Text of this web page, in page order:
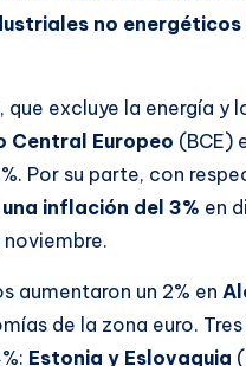
no energéticos
que excluye la energía
Central Europeo (BCE)
Por su parte, con
una inflación del 3% en
aumentaron un 2% en
de la zona euro.
Estonia y Eslovaquia